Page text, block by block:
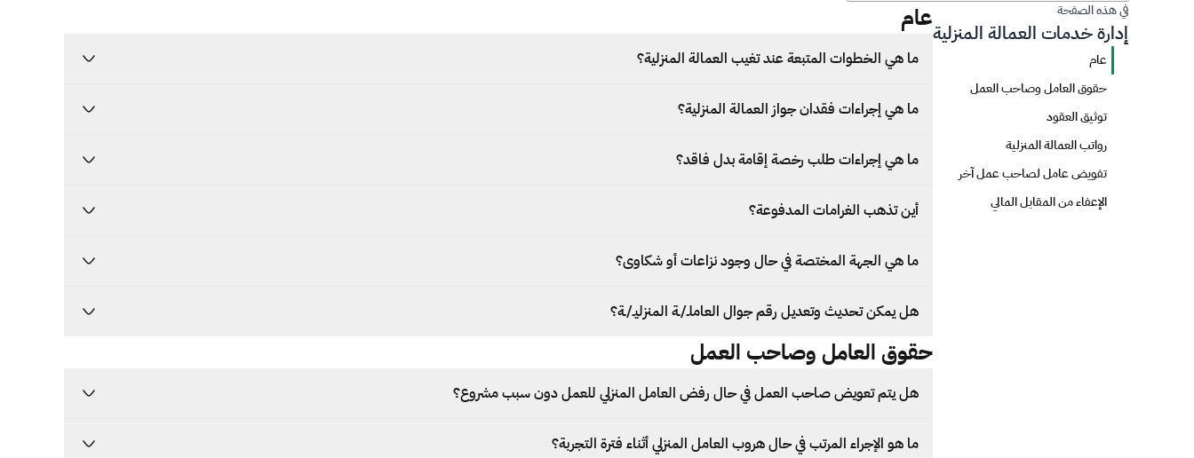
في هذه الصفحة
إدارة خدمات العمالة المنزلية
عام
حقوق العامل وصاحب العمل
توثيق العقود
رواتب العمالة المنزلية
تفويض عامل لصاحب عمل آخر
الإعفاء من المقابل المالي
عام
ما هي الخطوات المتبعة عند تغيب العمالة المنزلية؟
ما هي إجراءات فقدان جواز العمالة المنزلية؟
ما هي إجراءات طلب رخصة إقامة بدل فاقد؟
أين تذهب الغرامات المدفوعة؟
ما هي الجهة المختصة في حال وجود نزاعات أو شكاوى؟
هل يمكن تحديث وتعديل رقم جوال العاملـ/ـة المنزليـ/ـة؟
حقوق العامل وصاحب العمل
هل يتم تعويض صاحب العمل في حال رفض العامل المنزلي للعمل دون سبب مشروع؟
ما هو الإجراء المرتب في حال هروب العامل المنزلي أثناء فترة التجربة؟